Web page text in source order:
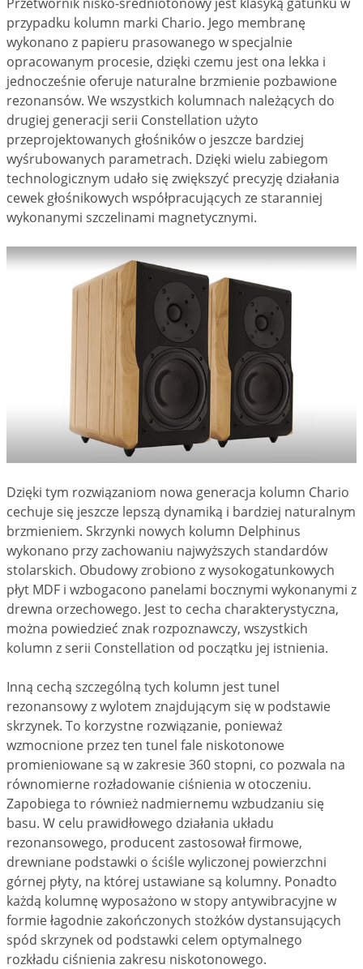
przypadku kolumn marki Chario. Jego membranę
wykonano z papieru prasowanego w specjalnie
opracowanym procesie, dzięki czemu jest ona lekka i
jednocześnie oferuje naturalne brzmienie pozbawione
rezonansów. We wszystkich kolumnach należących do
drugiej generacji serii Constellation użyto
przeprojektowanych głośników o jeszcze bardziej
wyśrubowanych parametrach. Dzięki wielu zabiegom
technologicznym udało się zwiększyć precyzję działania
cewek głośnikowych współpracujących ze staranniej
wykonanymi szczelinami magnetycznymi.
Dzięki tym rozwiązaniom nowa generacja kolumn Chario
cechuje się jeszcze lepszą dynamiką i bardziej naturalnym
brzmieniem. Skrzynki nowych kolumn Delphinus
wykonano przy zachowaniu najwyższych standardów
stolarskich. Obudowy zrobiono z wysokogatunkowych
płyt MDF i wzbogacono panelami bocznymi wykonanymi z
drewna orzechowego. Jest to cecha charakterystyczna,
można powiedzieć znak rozpoznawczy, wszystkich
kolumn z serii Constellation od początku jej istnienia.
Inną cechą szczególną tych kolumn jest tunel
rezonansowy z wylotem znajdującym się w podstawie
skrzynek. To korzystne rozwiązanie, ponieważ
wzmocnione przez ten tunel fale niskotonowe
promieniowane są w zakresie 360 stopni, co pozwala na
równomierne rozładowanie ciśnienia w otoczeniu.
Zapobiega to również nadmiernemu wzbudzaniu się
basu. W celu prawidłowego działania układu
rezonansowego, producent zastosował firmowe,
drewniane podstawki o ściśle wyliczonej powierzchni
górnej płyty, na której ustawiane są kolumny. Ponadto
każdą kolumnę wyposażono w stopy antywibracyjne w
formie łagodnie zakończonych stożków dystansujących
spód skrzynek od podstawki celem optymalnego
rozkładu ciśnienia zakresu niskotonowego.